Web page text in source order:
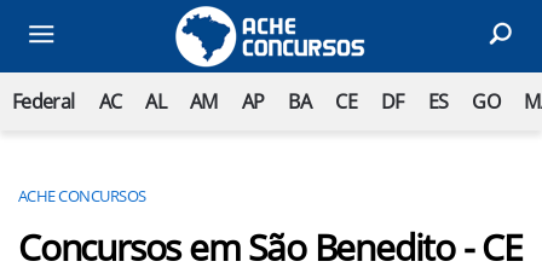
Federal AC AL AM AP BA CE DF ES GO
ACHE CONCURSOS
Concursos em São Benedito - CE